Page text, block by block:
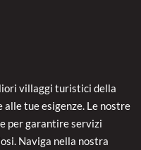
villaggi turistici della
tue esigenze. Le nostre
per garantire servizi
Naviga nella nostra